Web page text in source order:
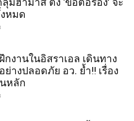
มฮามาส ตั้ง ‘ข้อต่อรอง’ จะ
หมด
งานในอิสราเอล เดินทาง
ย่างปลอดภัย อว. ย้ำ!! เรื่อง
หลัก